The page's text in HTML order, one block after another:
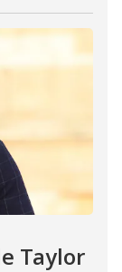
Taylor